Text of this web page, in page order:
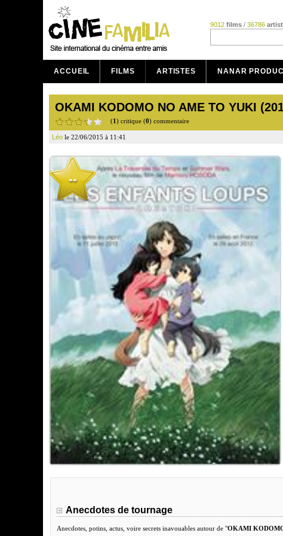
9012 films / 36786
ACCUEIL FILMS ARTISTES NANAR
OKAMI KODOMO NO AME TO YUKI
(1) critique (0) commentaire
Léo le 22/06/2015 à 11:41
--
Anecdotes de tournage
Anecdotes, potins, actus, voire secrets inavouables autour de "OKAMI